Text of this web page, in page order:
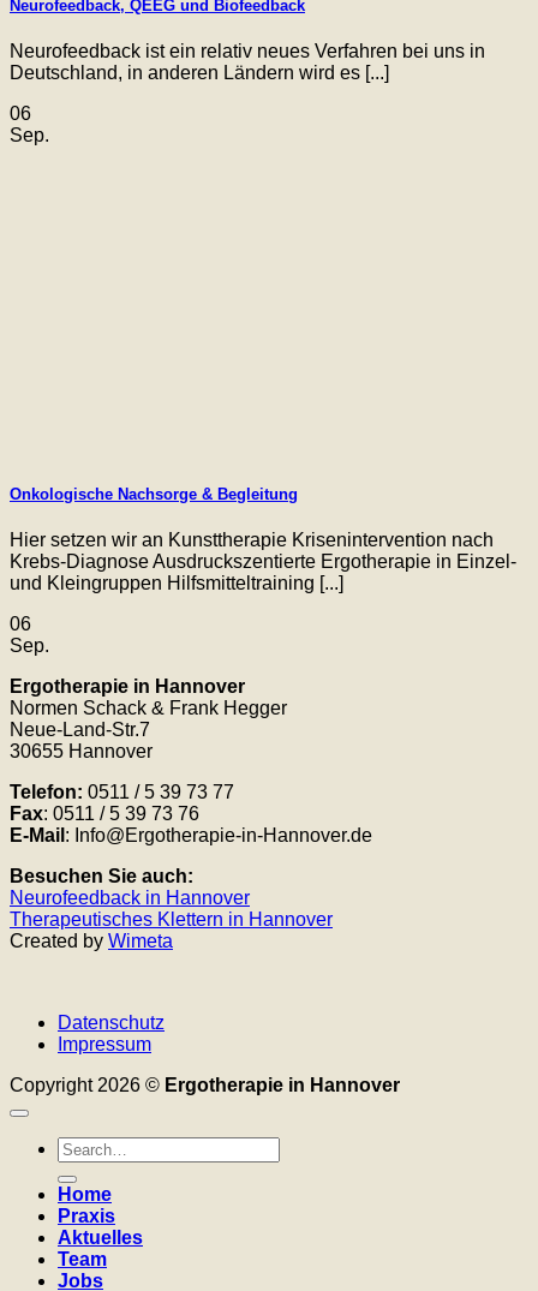
Neurofeedback, QEEG und Biofeedback
Neurofeedback ist ein relativ neues Verfahren bei uns in
Deutschland, in anderen Ländern wird es [...]
06
Sep.
Onkologische Nachsorge & Begleitung
Hier setzen wir an Kunsttherapie Krisenintervention nach
Krebs-Diagnose Ausdruckszentierte Ergotherapie in Einzel-
und Kleingruppen Hilfsmitteltraining [...]
06
Sep.
Ergotherapie in Hannover
Normen Schack & Frank Hegger
Neue-Land-Str.7
30655 Hannover
Telefon: 0511 / 5 39 73 77
Fax: 0511 / 5 39 73 76
E-Mail : Info@Ergotherapie-in-Hannover.de
Besuchen Sie auch:
Neurofeedback in Hannover
Therapeutisches Klettern in Hannover
Created by Wimeta
Datenschutz
Impressum
Copyright 2026 © Ergotherapie in Hannover
Home
Praxis
Aktuelles
Team
Jobs